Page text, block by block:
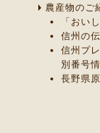
農産物のご
「おい
信州の
信州プ
別番号
長野県